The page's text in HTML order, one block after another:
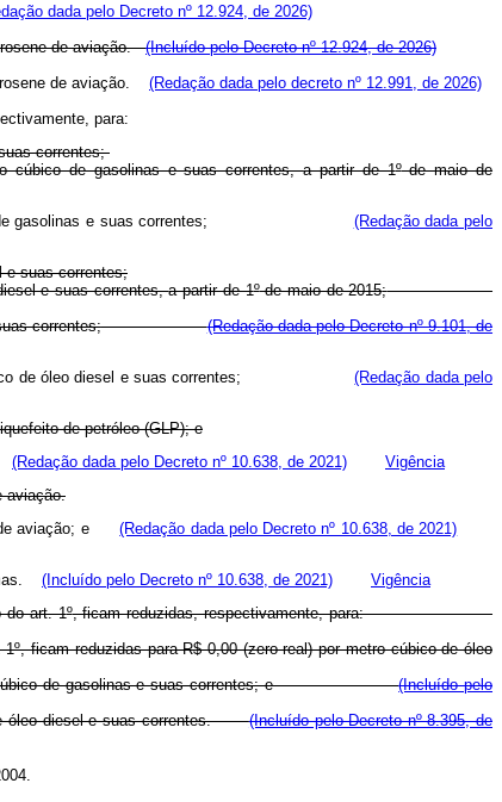
dada pelo Decreto nº 12.924, de 2026)
de aviação.(Incluído pelo Decreto nº 12.924, de 2026)
de aviação. (Redação dada pelo decreto nº 12.991, de 2026)
para:
correntes;
cúbico de gasolinas e suas correntes,a partir de 1ºde maio de
gasolinas e suas correntes;
(Redação dada pelo
e suas correntes;
e suas correntes,a partir de 1ºde maio de 2015;
correntes;
(Redação dada pelo Decreto nº 9.101, de
cúbico de óleo diesel e suas correntes;(Redação dada pelo
de petróleo (GLP); e
(Redação dada pelo Decreto nº 10.638, de 2021)
Vigência
aviação.
de aviação; e
(Redação dada pelo Decreto nº 10.638, de 2021)
(Incluído pelo Decreto nº 10.638, de 2021)
Vigência
do art. 1º, ficam reduzidas, respectivamente, para:
ficam reduzidas para R$ 0,00 (zero real) por metro cúbico de óleo
metro cúbico de gasolinas e suas correntes; e(Incluído pelo
de óleo diesel e suas correntes.(Incluído pelo Decreto nº 8.395, de